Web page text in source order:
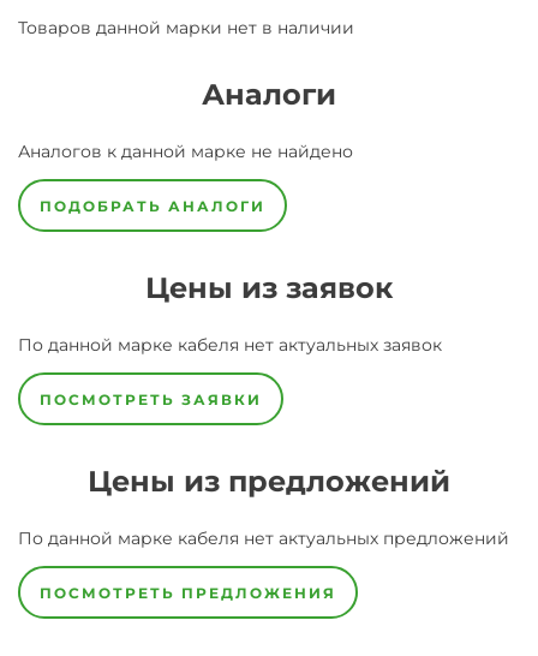
Товаров данной марки нет в наличии
Аналоги
Аналогов к данной марке не найдено
ПОДОБРАТЬ АНАЛОГИ
Цены из заявок
По данной марке кабеля нет актуальных заявок
ПОСМОТРЕТЬ ЗАЯВКИ
Цены из предложений
По данной марке кабеля нет актуальных предложений
ПОСМОТРЕТЬ ПРЕДЛОЖЕНИЯ